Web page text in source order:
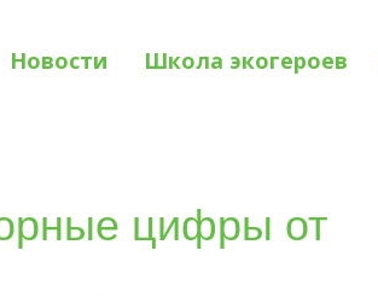
Новости Школа экогероев
цифры от